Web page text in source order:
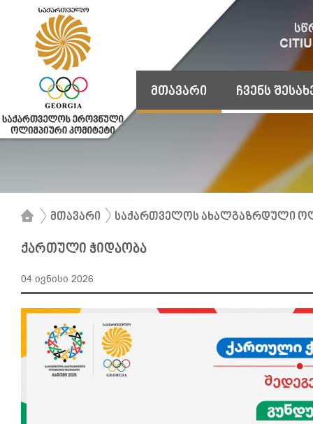
მთავარი ჩვენს
მთავარი საქართველოს ახალგაზრდული
ქართული ჭიდაობა
04 ივნისი 2026